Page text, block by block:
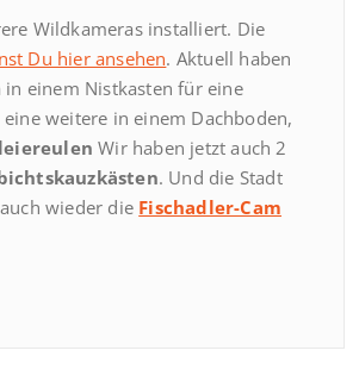
Wildkameras installiert. Die
Du hier ansehen. Aktuell haben
in einem Nistkasten für eine
eine weitere in einem Dachboden,
Wir haben jetzt auch 2
. Und die Stadt
wieder die Fischadler-Cam